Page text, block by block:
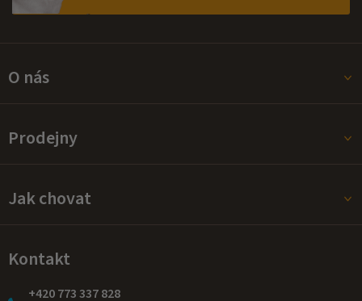
O nás
Prodejny
Jak chovat
Kontakt
+420 773 337 828